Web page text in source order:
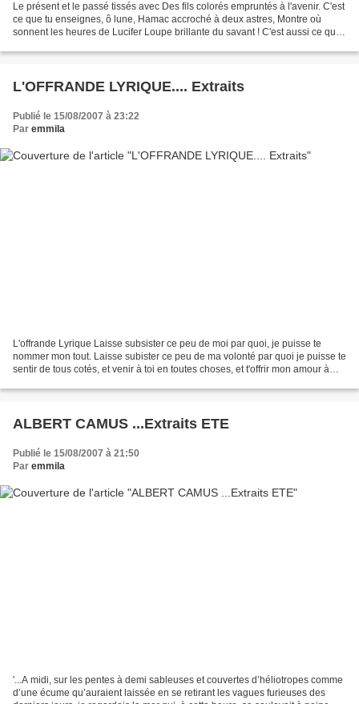
Le présent et le passé tissés avec Des fils colorés empruntés à l'avenir. C'est
ce que tu enseignes, ô lune, Hamac accroché à deux astres, Montre où
sonnent les heures de Lucifer Loupe brillante du savant ! C'est aussi ce que
L'OFFRANDE LYRIQUE.... Extraits
Publié le 15/08/2007 à 23:22
Par emmila
L'offrande Lyrique Laisse subsister ce peu de moi par quoi, je puisse te
nommer mon tout. Laisse subister ce peu de ma volonté par quoi je puisse te
sentir de tous cotés, et venir à toi en toutes choses, et t'offrir mon amour à
ALBERT CAMUS ...Extraits ETE
Publié le 15/08/2007 à 21:50
Par emmila
'...A midi, sur les pentes à demi sableuses et couvertes d’héliotropes comme
d’une écume qu’auraient laissée en se retirant les vagues furieuses des